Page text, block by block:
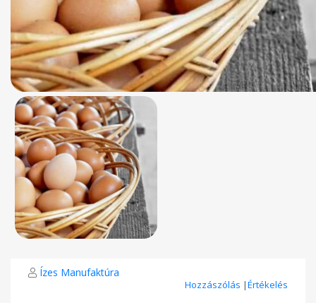
Ízes Manufaktúra
Hozzászólás |Értékelés